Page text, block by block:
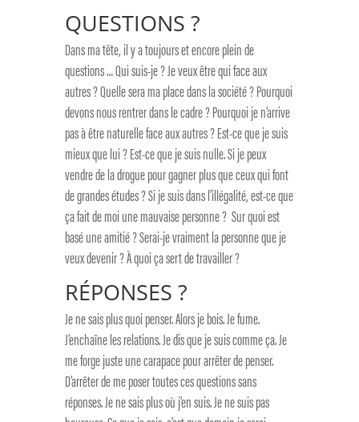
QUESTIONS ?
Dans ma tête, il y a toujours et encore plein de
questions … Qui suis-je ? Je veux être qui face aux
autres ? Quelle sera ma place dans la société ? Pourquoi
devons nous rentrer dans le cadre ? Pourquoi je n’arrive
pas à être naturelle face aux autres ? Est-ce que je suis
mieux que lui ? Est-ce que je suis nulle. Si je peux
vendre de la drogue pour gagner plus que ceux qui font
de grandes études ? Si je suis dans l’illégalité, est-ce que
ça fait de moi une mauvaise personne ? Sur quoi est
basé une amitié ? Serai-je vraiment la personne que je
veux devenir ? À quoi ça sert de travailler ?
RÉPONSES ?
Je ne sais plus quoi penser. Alors je bois. Je fume.
J’enchaîne les relations. Je dis que je suis comme ça. Je
me forge juste une carapace pour arrêter de penser.
D’arrêter de me poser toutes ces questions sans
réponses. Je ne sais plus où j’en suis. Je ne suis pas